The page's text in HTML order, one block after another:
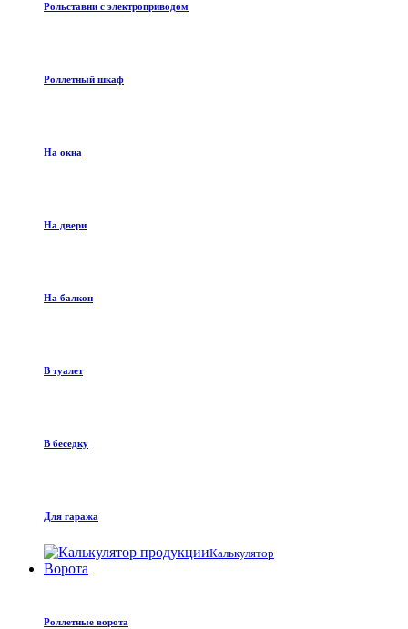
Рольставни с электроприводом
Роллетный шкаф
На окна
На двери
На балкон
В туалет
В беседку
Для гаража
Калькулятор
Ворота
Роллетные ворота